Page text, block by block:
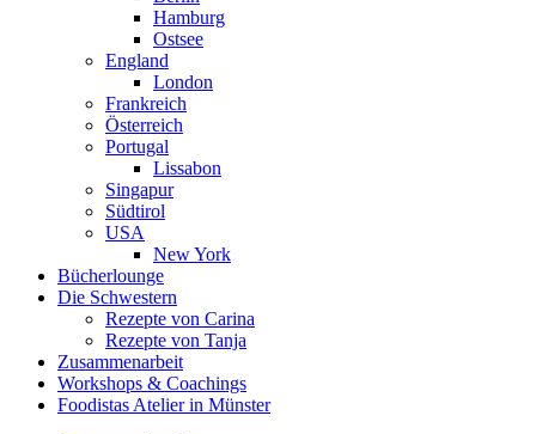
Hamburg
Ostsee
England
London
Frankreich
Österreich
Portugal
Lissabon
Singapur
Südtirol
USA
New York
Bücherlounge
Die Schwestern
Rezepte von Carina
Rezepte von Tanja
Zusammenarbeit
Workshops & Coachings
Foodistas Atelier in Münster